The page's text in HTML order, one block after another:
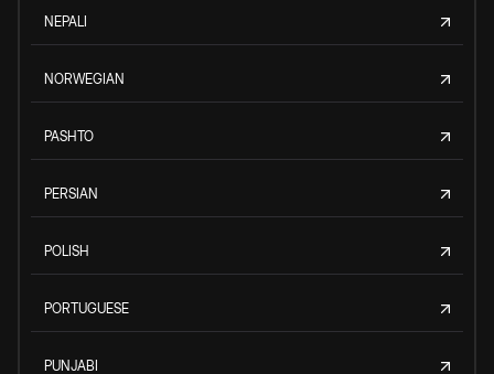
NEPALI
NORWEGIAN
PASHTO
PERSIAN
POLISH
PORTUGUESE
PUNJABI